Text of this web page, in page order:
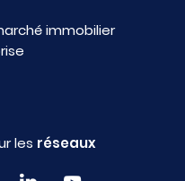
immobilier
les réseaux